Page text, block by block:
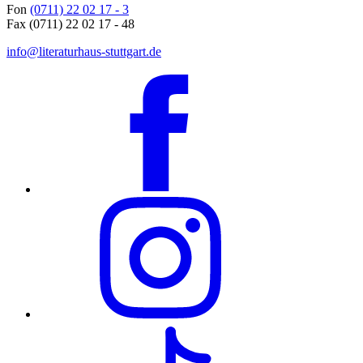
Fon (0711) 22 02 17 - 3
Fax (0711) 22 02 17 - 48
info@literaturhaus-stuttgart.de